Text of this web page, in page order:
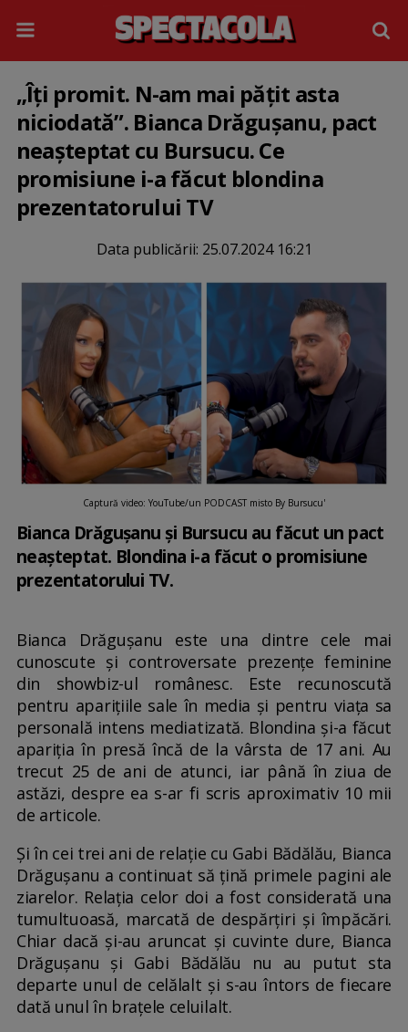
„Îți promit. N-am mai pățit asta
niciodată”. Bianca Drăgușanu, pact
neașteptat cu Bursucu. Ce
promisiune i-a făcut blondina
prezentatorului TV
Data publicării: 25.07.2024 16:21
Captură video: YouTube/un PODCAST misto By Bursucu'
Bianca Drăgușanu și Bursucu au făcut un pact
neașteptat. Blondina i-a făcut o promisiune
prezentatorului TV.
Bianca Drăgușanu este una dintre cele mai
cunoscute și controversate prezențe feminine
din showbiz-ul românesc. Este recunoscută
pentru aparițiile sale în media și pentru viața sa
personală intens mediatizată. Blondina și-a făcut
apariția în presă încă de la vârsta de 17 ani. Au
trecut 25 de ani de atunci, iar până în ziua de
astăzi, despre ea s-ar fi scris aproximativ 10 mii
de articole.
Și în cei trei ani de relație cu Gabi Bădălău, Bianca
Drăgușanu a continuat să țină primele pagini ale
ziarelor. Relația celor doi a fost considerată una
tumultuoasă, marcată de despărțiri și împăcări.
Chiar dacă și-au aruncat și cuvinte dure, Bianca
Drăgușanu și Gabi Bădălău nu au putut sta
departe unul de celălalt și s-au întors de fiecare
dată unul în brațele celuilalt.